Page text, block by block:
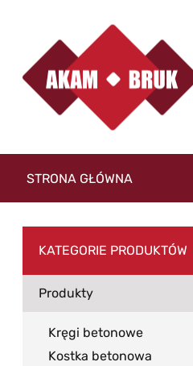
STRONA GŁÓWNA
KATEGORIE PRODUKTÓW
Produkty
Kręgi betonowe
Kostka betonowa